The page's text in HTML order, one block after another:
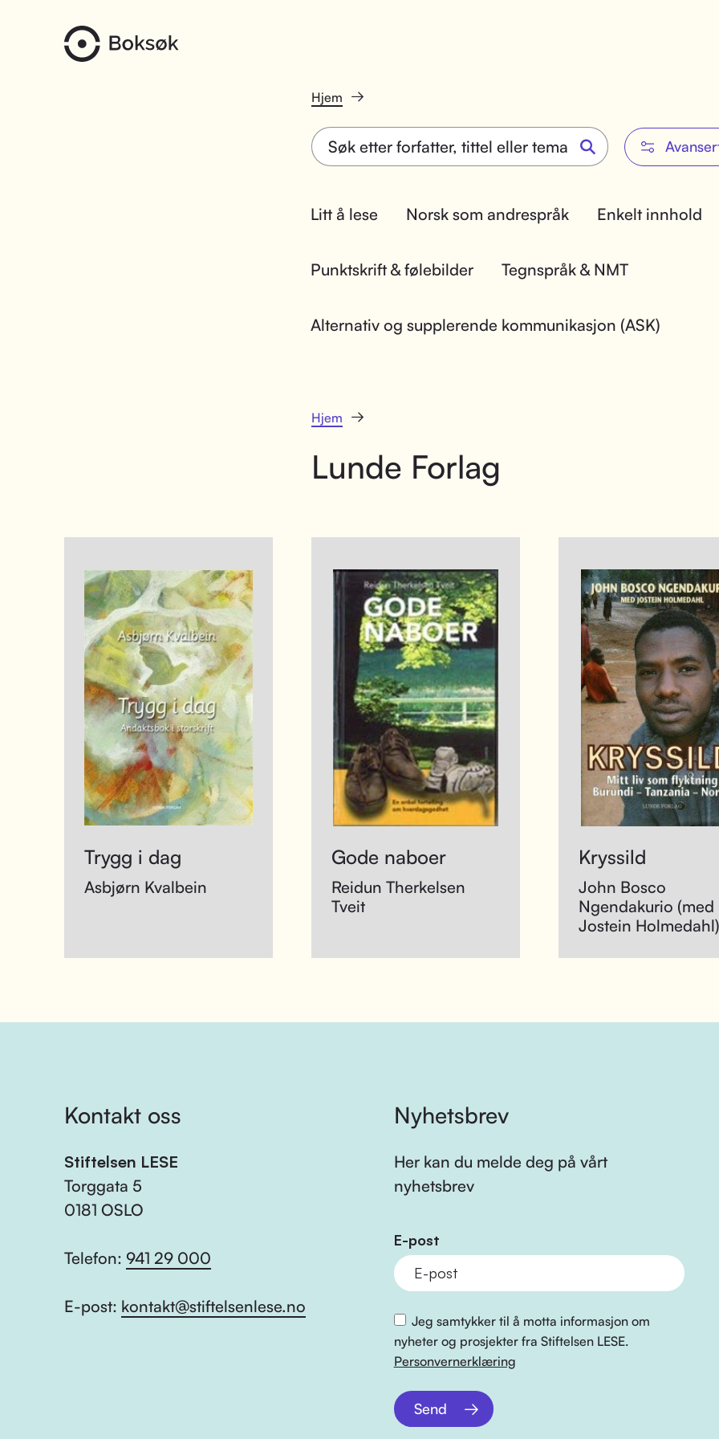
Hjem
Litt å lese Norsk som andrespråk Enkelt innhold
Punktskrift & følebilder Tegnspråk & NMT
Alternativ og supplerende kommunikasjon (ASK)
Hjem
Lunde Forlag
Trygg i dag
Asbjørn Kvalbein
Gode naboer
Reidun Therkelsen
Tveit
Kryssild
John Bosco
Ngendakurio (med
Jostein Holmedahl)
Kontakt oss
Stiftelsen LESE
Torggata 5
0181 OSLO
Telefon: 941 29 000
E-post: kontakt@stiftelsenlese.no
Nyhetsbrev
Her kan du melde deg på vårt
nyhetsbrev
E-post
Jeg samtykker til å motta informasjon om
nyheter og prosjekter fra Stiftelsen LESE.
Personvernerklæring
Send